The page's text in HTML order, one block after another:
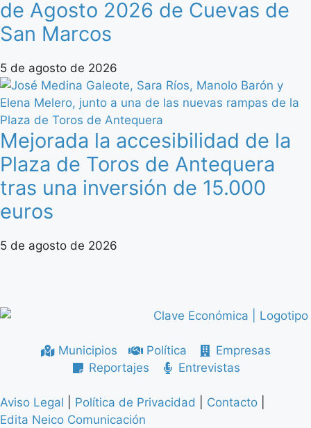
de Agosto 2026 de Cuevas de
San Marcos
5 de agosto de 2026
Mejorada la accesibilidad de la
Plaza de Toros de Antequera
tras una inversión de 15.000
euros
5 de agosto de 2026
Municipios Política
Empresas
Reportajes
Entrevistas
Aviso Legal Política de Privacidad Contacto
Edita Neico Comunicación